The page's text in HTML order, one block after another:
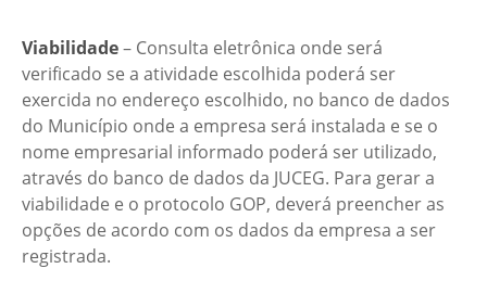
Viabilidade– Consulta eletrônica onde será
verificado se a atividade escolhida poderá ser
exercida no endereço escolhido, no banco de dados
do Município onde a empresa será instalada e se o
nome empresarial informado poderá ser utilizado,
através do banco de dados da JUCEG. Para gerar a
viabilidade e o protocolo GOP, deverá preencher as
opções de acordo com os dados da empresa a ser
registrada.